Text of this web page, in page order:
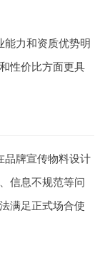
能力和资质优势明
性价比方面更具
品牌宣传物料设计
信息不规范等问
满足正式场合使